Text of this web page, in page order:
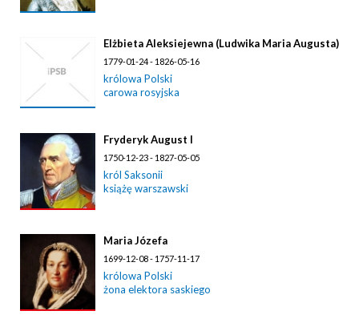
Elżbieta Aleksiejewna (Ludwika Maria Augusta)
1779-01-24 - 1826-05-16
królowa Polski
carowa rosyjska
Fryderyk August I
1750-12-23 - 1827-05-05
król Saksonii
książę warszawski
Maria Józefa
1699-12-08 - 1757-11-17
królowa Polski
żona elektora saskiego